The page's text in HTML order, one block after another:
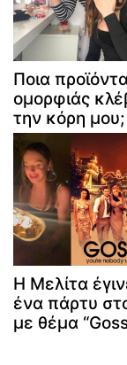
Ποια προϊόντα
ομορφιάς
την κόρη μου;
Η Μελίτα
ένα πάρτυ
με θέμα